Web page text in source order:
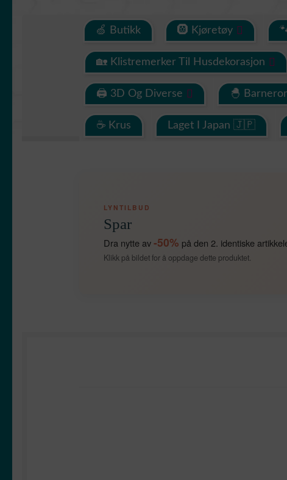
🍏 Butikk 🛞 Kjøretøy
🏡 Klistremerker Til Husdekorasjon
🖨 3D Og Diverse 🐣
☕ Krus Laget I Japan 🇯🇵
LYNTILBUD
Spar
Dra nytte av-50% på den 2. identiske
Klikk på bildet for å oppdage dette produktet.